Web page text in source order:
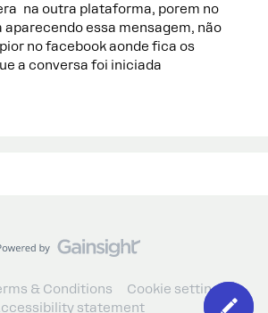
na outra plataforma, porem no
aparecendo essa mensagem, não
no facebook aonde fica os
a conversa foi iniciada
& Conditions
Cookie settings
statement